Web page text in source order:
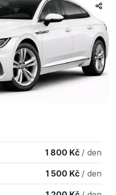
1 800 Kč / den
1 500 Kč / den